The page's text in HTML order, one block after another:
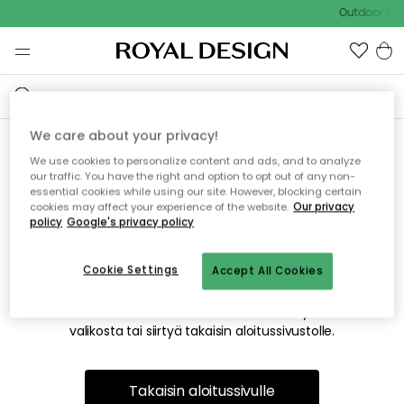
Outdoor
Emme valitettavasti löydä
etsimääsi sivua
Tämä voi johtua siitä, että sivua ei enää ole tai siitä, että se
on siirretty muualle. Pahoittelemme tästä mahdollisesti
valikosta tai siirtyä takaisin aloitussivustolle.
Takaisin aloitussivulle
We care about your privacy!
We use cookies to personalize content and ads, and to analyze
our traffic. You have the right and option to opt out of any non-
essential cookies while using our site. However, blocking certain
cookies may affect your experience of the website. Our privacy
policy Google's privacy policy
Accept All Cookies
Cookie Settings